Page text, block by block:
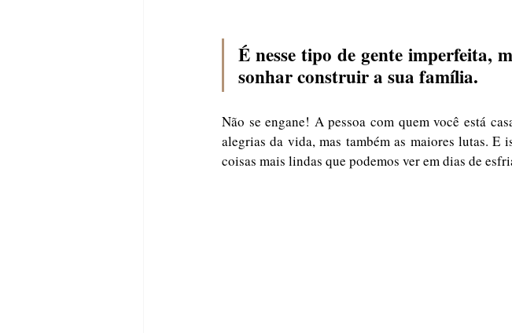
É nesse tipo de gente imperfeita,
sonhar construir a sua família.
Não se engane! A pessoa com quem você está
alegrias da vida, mas também as maiores lutas.
coisas mais lindas que podemos ver em dias de